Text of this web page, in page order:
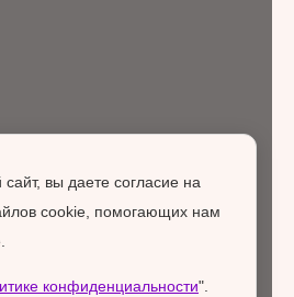
вы даете согласие на
cookie, помогающих нам
конфиденциальности".